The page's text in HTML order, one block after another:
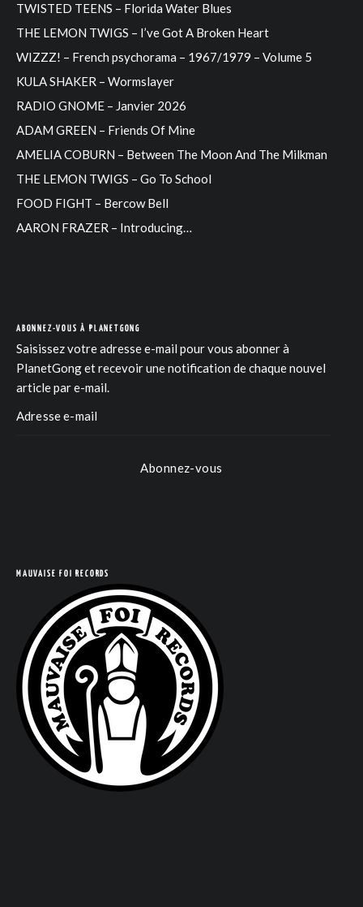
TWISTED TEENS – Florida Water Blues
THE LEMON TWIGS – I’ve Got A Broken Heart
WIZZZ! – French psychorama – 1967/1979 – Volume 5
KULA SHAKER – Wormslayer
RADIO GNOME – Janvier 2026
ADAM GREEN – Friends Of Mine
AMELIA COBURN – Between The Moon And The Milkman
THE LEMON TWIGS – Go To School
FOOD FIGHT – Bercow Bell
AARON FRAZER – Introducing…
ABONNEZ-VOUS À PLANETGONG
Saisissez votre adresse e-mail pour vous abonner à
PlanetGong et recevoir une notification de chaque nouvel
article par e-mail.
Abonnez-vous
MAUVAISE FOI RECORDS